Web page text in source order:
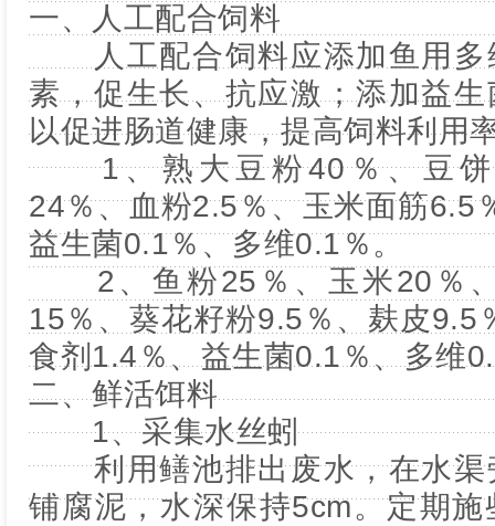
一、人工配合饲料
人工配合饲料应添加鱼用多
素，促生长、抗应激；添加益
以促进肠道健康，提高饲料利用
1、熟大豆粉40％、豆饼
24％、血粉2.5％、玉米面筋6.5
益生菌0.1％、多维0.1％。
2、鱼粉25％、玉米20％、
15％、葵花籽粉9.5％、麸皮9.5
食剂1.4％、益生菌0.1％、多维
二、鲜活饵料
1、采集水丝蚓
利用鳝池排出废水，在水渠
铺腐泥，水深保持5cm。定期